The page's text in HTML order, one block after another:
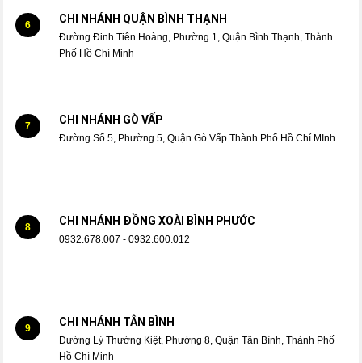
6 CHI NHÁNH QUẬN BÌNH THẠNH
Đường Đinh Tiên Hoàng, Phường 1, Quận Bình Thạnh, Thành
Phố Hồ Chí Minh
7 CHI NHÁNH GÒ VẤP
Đường Số 5, Phường 5, Quận Gò Vấp Thành Phố Hồ Chí MInh
8 CHI NHÁNH ĐỒNG XOÀI BÌNH PHƯỚC
0932.678.007 - 0932.600.012
9 CHI NHÁNH TÂN BÌNH
Đường Lý Thường Kiệt, Phường 8, Quận Tân Bình, Thành Phố
Hồ Chí Minh